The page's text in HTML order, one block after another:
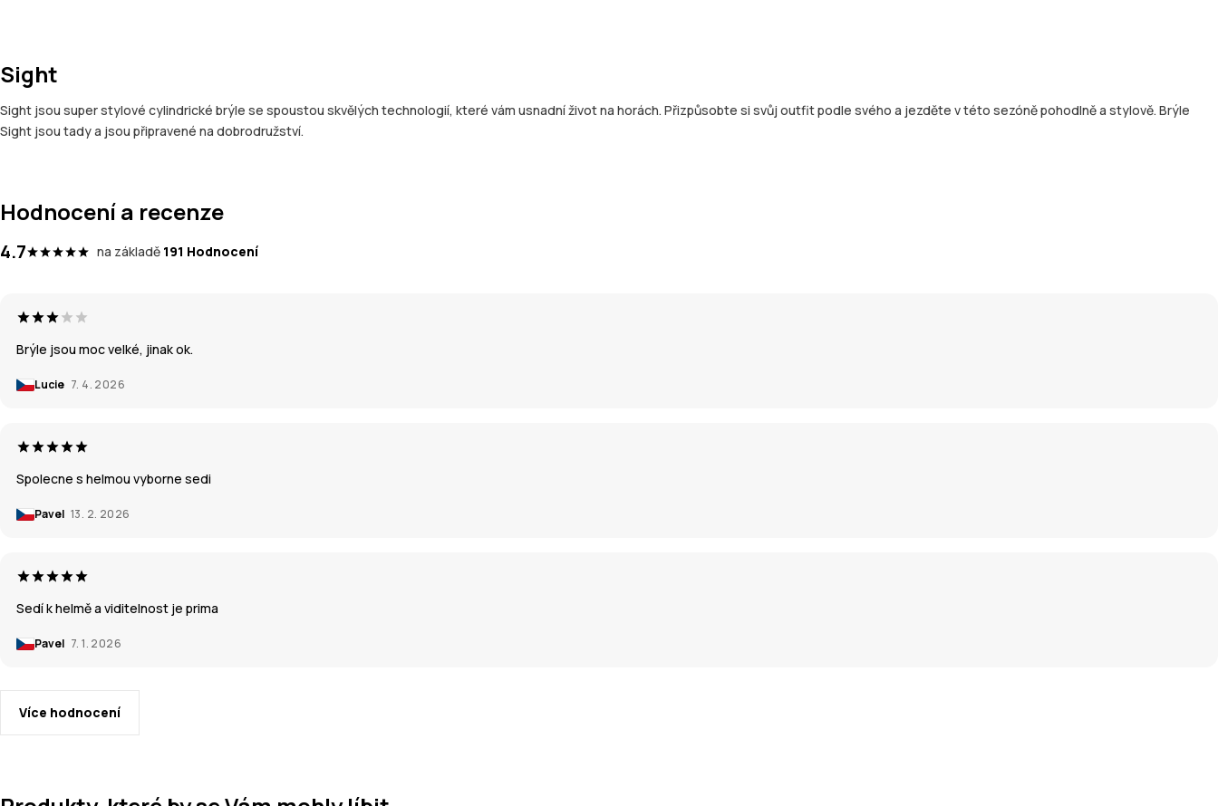
Sight
Sight jsou super stylové cylindrické brýle se spoustou skvělých technologií, které vám usnadní život na horách. Přizpůsobte si svůj outfit podle svého a jezděte v této sezóně pohodlně a stylově. Brýle
Sight jsou tady a jsou připravené na dobrodružství.
Hodnocení a recenze
4.7 na základě 191 Hodnocení
Brýle jsou moc velké, jinak ok.
Lucie 7. 4. 2026
Spolecne s helmou vyborne sedi
Pavel 13. 2. 2026
Sedí k helmě a viditelnost je prima
Pavel 7. 1. 2026
Více hodnocení